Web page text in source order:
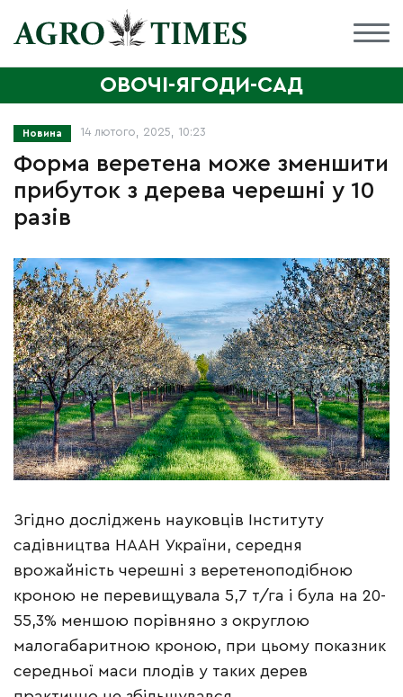
ОВОЧІ-ЯГОДИ-САД
Новина 14 лютого, 2025, 10:23
Форма веретена може зменшити
прибуток з дерева черешні у 10
разів
Згідно досліджень науковців Інституту
садівництва НААН України, середня
врожайність черешні з веретеноподібною
кроною не перевищувала 5,7 т/га і була на 20-
55,3% меншою порівняно з округлою
малогабаритною кроною, при цьому показник
середньої маси плодів у таких дерев